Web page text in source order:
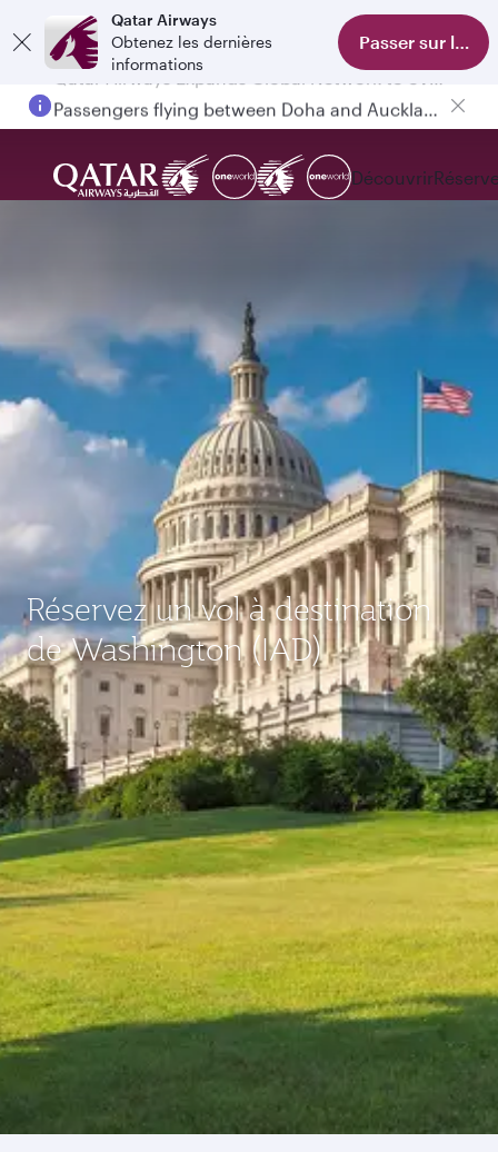
Qatar Airways
Obtenez les dernières
informations
Passer sur
Découvrir
Réservez un vol à destination
de Washington (IAD)